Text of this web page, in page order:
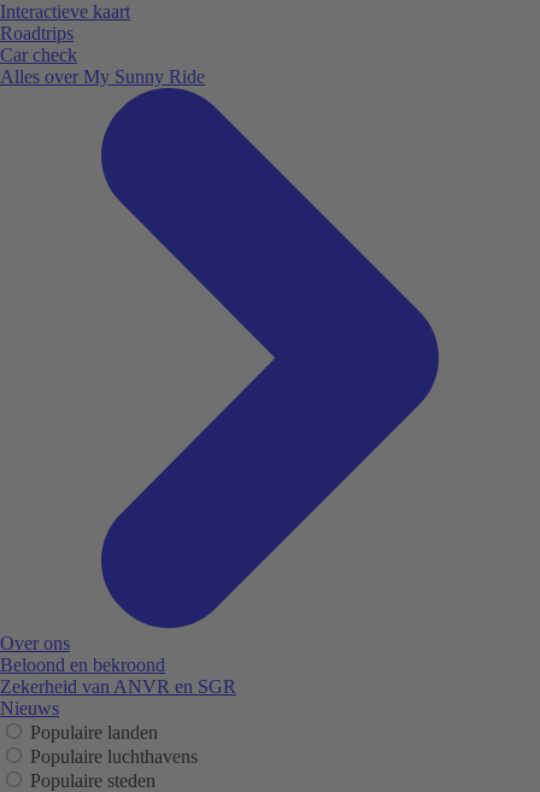
Interactieve kaart
Roadtrips
Car check
Alles over My Sunny Ride
Over ons
Beloond en bekroond
Zekerheid van ANVR en SGR
Nieuws
Populaire landen
Populaire luchthavens
Populaire steden